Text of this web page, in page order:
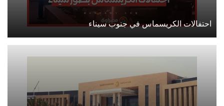
احتفالات الكريسماس في جنوب سيناء